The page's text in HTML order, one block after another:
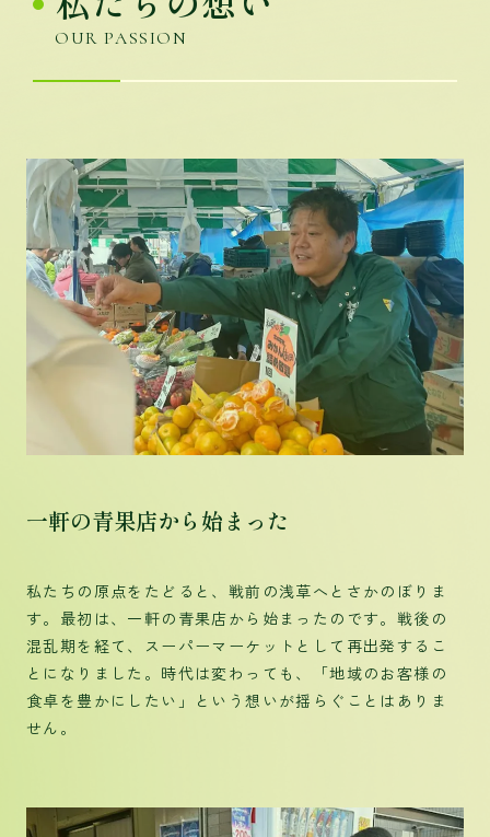
OUR PASSION
一軒の青果店から始まった
私たちの原点をたどると、戦前の浅草へとさかのぼりま
す。最初は、一軒の青果店から始まったのです。戦後の
混乱期を経て、スーパーマーケットとして再出発するこ
とになりました。時代は変わっても、「地域のお客様の
食卓を豊かにしたい」という想いが揺らぐことはありま
せん。